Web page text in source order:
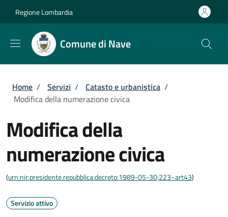
Regione Lombardia
Comune di Nave
Briciole di pane
Home / Servizi / Catasto e urbanistica /
Modifica della numerazione civica
Modifica della
numerazione civica
(urn:nir:presidente.repubblica:decreto:1989-05-30;223~art43)
Servizio attivo